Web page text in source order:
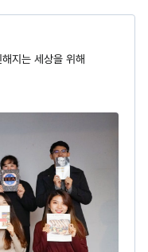
지는 세상을 위해